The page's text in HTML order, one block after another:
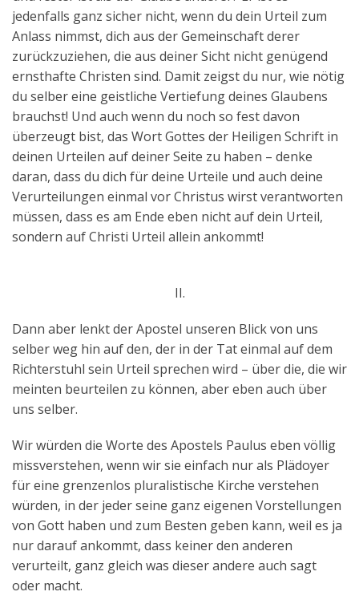
jedenfalls ganz sicher nicht, wenn du dein Urteil zum
Anlass nimmst, dich aus der Gemeinschaft derer
zurückzuziehen, die aus deiner Sicht nicht genügend
ernsthafte Christen sind. Damit zeigst du nur, wie nötig
du selber eine geistliche Vertiefung deines Glaubens
brauchst! Und auch wenn du noch so fest davon
überzeugt bist, das Wort Gottes der Heiligen Schrift in
deinen Urteilen auf deiner Seite zu haben – denke
daran, dass du dich für deine Urteile und auch deine
Verurteilungen einmal vor Christus wirst verantworten
müssen, dass es am Ende eben nicht auf dein Urteil,
sondern auf Christi Urteil allein ankommt!
II.
Dann aber lenkt der Apostel unseren Blick von uns
selber weg hin auf den, der in der Tat einmal auf dem
Richterstuhl sein Urteil sprechen wird – über die, die wir
meinten beurteilen zu können, aber eben auch über
uns selber.
Wir würden die Worte des Apostels Paulus eben völlig
missverstehen, wenn wir sie einfach nur als Plädoyer
für eine grenzenlos pluralistische Kirche verstehen
würden, in der jeder seine ganz eigenen Vorstellungen
von Gott haben und zum Besten geben kann, weil es ja
nur darauf ankommt, dass keiner den anderen
verurteilt, ganz gleich was dieser andere auch sagt
oder macht.